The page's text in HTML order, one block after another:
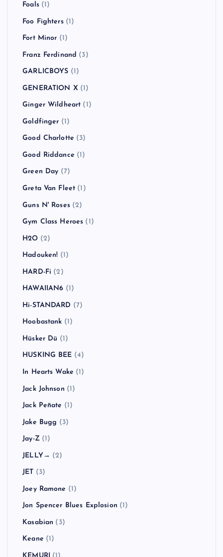
Foals(1)
Foo Fighters(1)
Fort Minor (1)
Franz Ferdinand (3)
GARLICBOYS (1)
GENERATION X (1)
Ginger Wildheart (1)
Goldfinger (1)
Good Charlotte (3)
Good Riddance (1)
Green Day (7)
Greta Van Fleet (1)
Guns N' Roses(2)
Gym Class Heroes (1)
H2O (2)
Hadouken! (1)
HARD-Fi (2)
HAWAIIAN6 (1)
Hi-STANDARD (7)
Hoobastank (1)
Hüsker Dü (1)
HUSKING BEE (4)
In Hearts Wake (1)
Jack Johnson (1)
Jack Peñate (1)
Jake Bugg (3)
Jay-Z(1)
JELLY→ (2)
JET (3)
Joey Ramone (1)
Jon Spencer Blues Explosion (1)
Kasabian (3)
Keane (1)